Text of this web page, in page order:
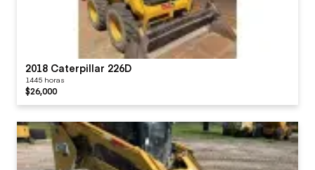
2018 Caterpillar 226D
1445 horas
$26,000